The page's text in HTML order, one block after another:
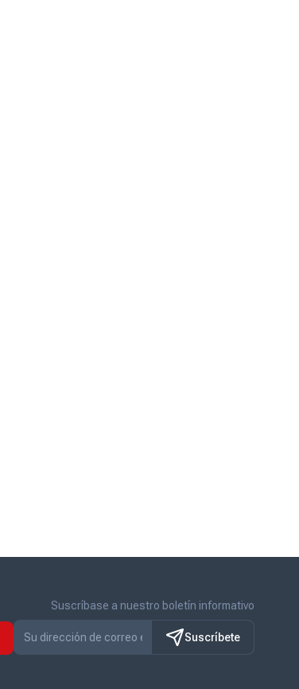
Suscríbase a nuestro boletín informativo
Suscríbete